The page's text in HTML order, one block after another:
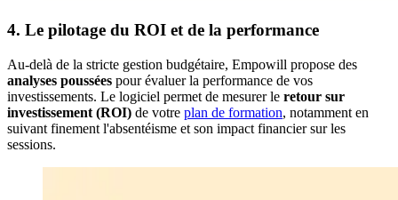
4. Le pilotage du ROI et de la performance
Au-delà de la stricte gestion budgétaire, Empowill propose des
analyses poussées pour évaluer la performance de vos
investissements. Le logiciel permet de mesurer le retour sur
investissement (ROI) de votre plan de formation, notamment en
suivant finement l'absentéisme et son impact financier sur les
sessions.